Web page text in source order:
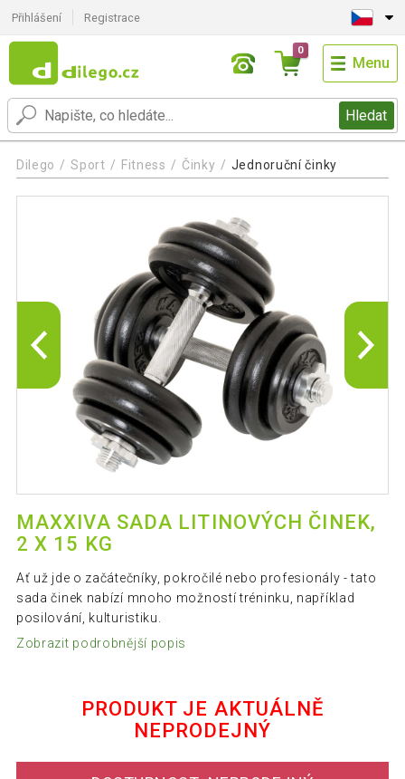
Přihlášení Registrace
Hledat
0
Menu
Dilego Sport Fitness Činky Jednoruční činky
MAXXIVA SADA LITINOVÝCH ČINEK,
2 X 15 KG
Ať už jde o začátečníky, pokročilé nebo profesionály - tato
sada činek nabízí mnoho možností tréninku, například
posilování, kulturistiku.
Zobrazit podrobnější popis
PRODUKT JE AKTUÁLNĚ
NEPRODEJNÝ